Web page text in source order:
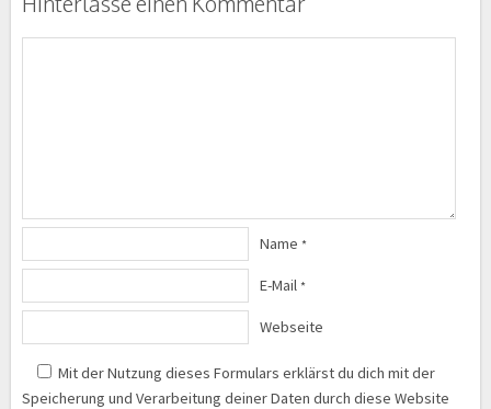
Name *
E-Mail *
Webseite
Mit der Nutzung dieses Formulars erklärst du dich mit der
Speicherung und Verarbeitung deiner Daten durch diese Website